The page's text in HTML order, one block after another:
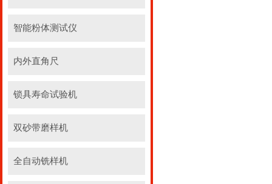
智能粉体测试仪
内外直角尺
锁具寿命试验机
双砂带磨样机
全自动铣样机